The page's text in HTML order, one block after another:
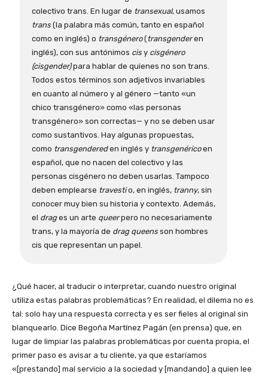
colectivo trans. En lugar de transexual, usamos
trans(la palabra más común, tanto en español
como en inglés) o transgénero(transgenderen
inglés), con sus antónimos cisy cisgénero
(cisgender)para hablar de quienes no son trans.
Todos estos términos son adjetivos invariables
en cuanto al número y al género —tanto «un
chico transgénero» como «las personas
transgénero» son correctas— y no se deben usar
como sustantivos. Hay algunas propuestas,
como transgendereden inglés y transgenéricoen
español, que no nacen del colectivo y las
personas cisgénero no deben usarlas. Tampoco
deben emplearse travestio, en inglés, tranny, sin
conocer muy bien su historia y contexto. Además,
el drages un arte queerpero no necesariamente
trans, y la mayoría de drag queensson hombres
cis que representan un papel.
¿Qué hacer, al traducir o interpretar, cuando nuestro original
utiliza estas palabras problemáticas? En realidad, el dilema no es
tal: solo hay una respuesta correcta y es ser fieles al original sin
blanquearlo. Dice Begoña Martínez Pagán (en prensa) que, en
lugar de limpiar las palabras problemáticas por cuenta propia, el
primer paso es avisar a tu cliente, ya que estaríamos
«[prestando] mal servicio a la sociedad y [mandando] a quien lee